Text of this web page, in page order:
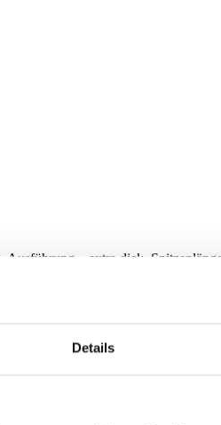
Details
– extra dick,